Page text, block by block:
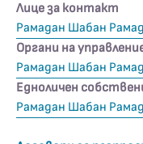
Лице за контакт
Рамадан Шабан
Органи на
Рамадан Шабан
Едноличен
Рамадан Шабан